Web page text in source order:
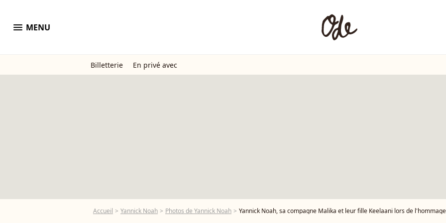
menu MENU
Billetterie En privé avec
Accueil Yannick Noah Photos de Yannick Noah Yannick Noah, sa compagne Malika et leur fille Keelaani lors de l'hommage à R.Nadal lors des internationaux de France de